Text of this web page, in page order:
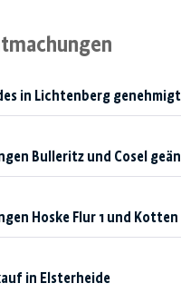
in Lichtenberg genehmigt
Bulleritz und Cosel
Hoske Flur 1 und
in Elsterheide